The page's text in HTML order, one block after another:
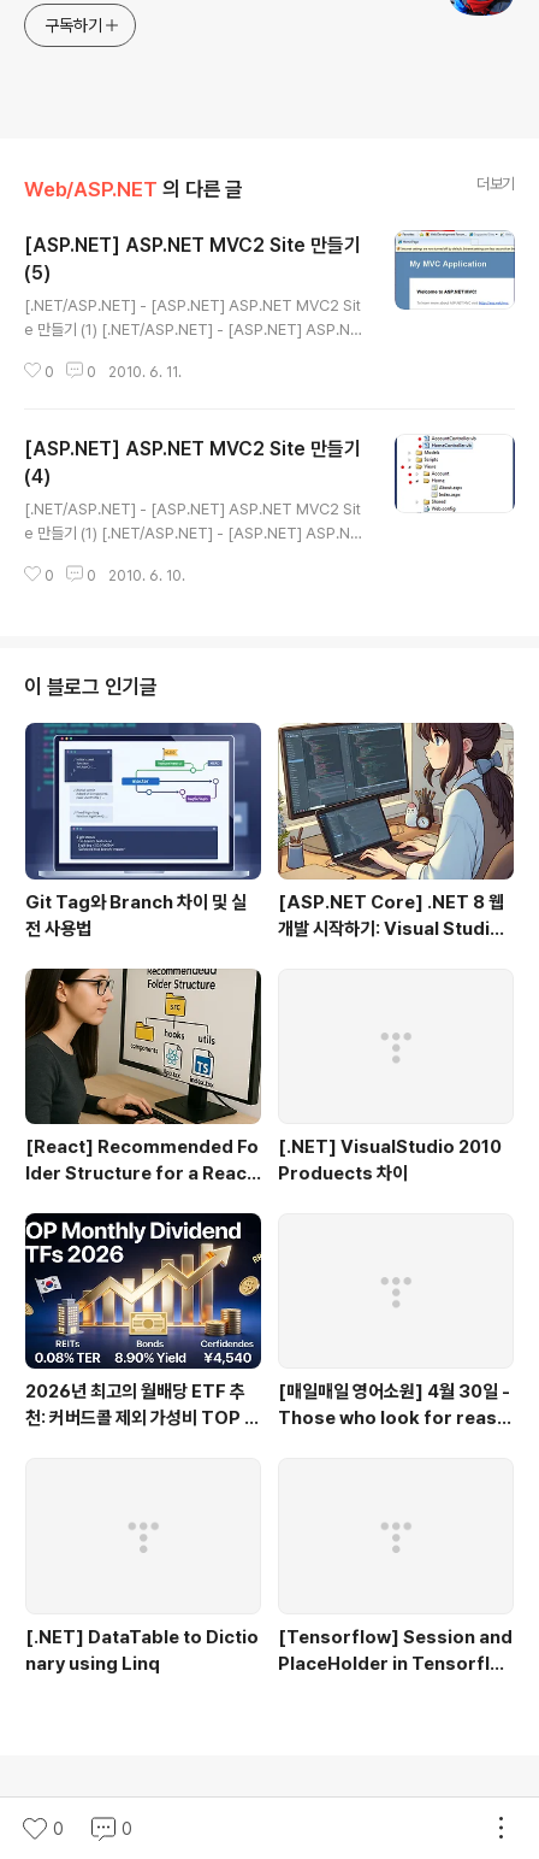
구독하기
Web/ASP.NET 의 다른 글 더보기
[ASP.NET] ASP.NET MVC2 Site 만들기
(5)
[.NET/ASP.NET] - [ASP.NET] ASP.NET MVC2 Sit
e 만들기 (1) [.NET/ASP.NET] - [ASP.NET] ASP.NE
ET] ASP.NET MVC2 Site 만들기 (3) [.NET/ASP.NE
P.NET MVC Framework 에서는 Controller Class와
Action 에 URL을 연결하기 위해서 ASP.NET Routing
을 사용합니다. ASP.NET Routing 은 여러분이 먼저 정
의해 놓은 패턴에 따라 URL 내의 parameter 를..
0 0 2010. 6. 11.
[ASP.NET] ASP.NET MVC2 Site 만들기
(4)
[.NET/ASP.NET] - [ASP.NET] ASP.NET MVC2 Sit
e 만들기 (1) [.NET/ASP.NET] - [ASP.NET] ASP.NE
ET] ASP.NET MVC2 Site 만들기 (3) 이번엔 View 를
c 을 은닉화하기 위한 용도로만 존재합니다. 그래서 View
는 어떤 application logic 이나 데이터 검색 코드는 포함
하지 않아야 합니다. View 는 Controller 가 제공하는..
0 0 2010. 6. 10.
이 블로그 인기글
Git Tag와 Branch 차이 및 실
전 사용법
[ASP.NET Core] .NET 8 웹
개발 시작하기: Visual Studio
[React] Recommended Fo
lder Structure for a React
[.NET] VisualStudio 2010
Produects 차이
2026년 최고의 월배당 ETF 추
천: 커버드콜 제외 가성비 TOP 3
[매일매일 영어소원] 4월 30일 -
Those who look for reaso
[.NET] DataTable to Dictio
nary using Linq
[Tensorflow] Session and
PlaceHolder in Tensorflo
0 0